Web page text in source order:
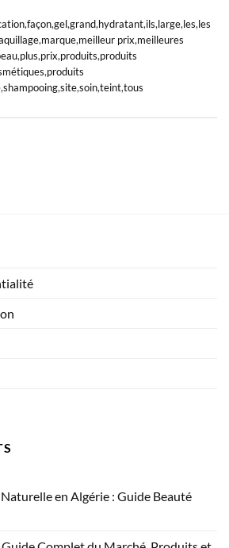
,façon,gel,grand,hydratant,ils,large,les,les
,marque,meilleur prix,meilleures
,plus,prix,produits,produits
,produits
,shampooing,site,soin,teint,tous
en Algérie : Guide Beauté